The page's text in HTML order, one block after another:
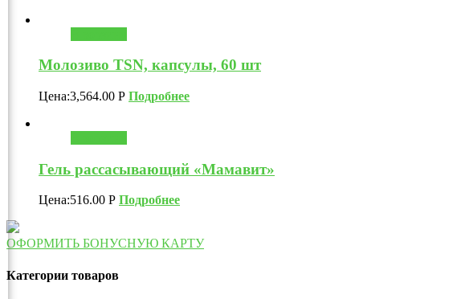
Молозиво TSN, капсулы, 60 шт
Цена:3,564.00 Р Подробнее
Гель рассасывающий «Мамавит»
Цена:516.00 Р Подробнее
ОФОРМИТЬ БОНУСНУЮ КАРТУ
Категории товаров